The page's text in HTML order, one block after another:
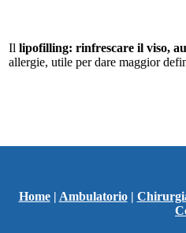
Il lipofilling: rinfrescare il viso,
allergie, utile per dare maggior
Home| Ambulatorio|